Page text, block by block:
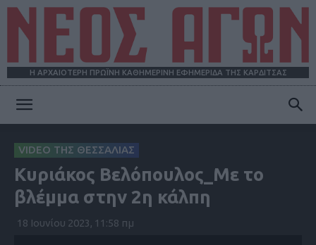
Η ΑΡΧΑΙΟΤΕΡΗ ΠΡΩΪΝΗ ΚΑΘΗΜΕΡΙΝΗ ΕΦΗΜΕΡΙΔΑ ΤΗΣ ΚΑΡΔΙΤΣΑΣ
ΑΓΩΝ
VIDEO ΤΗΣ ΘΕΣΣΑΛΙΑΣ
Κυριάκος Βελόπουλος_Με το
βλέμμα στην 2η κάλπη
18 Ιουνίου 2023, 11:58 πμ